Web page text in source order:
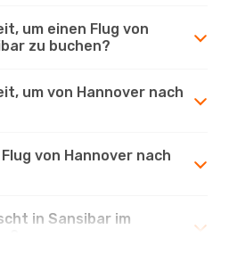
um einen Flug von
zu buchen?
um von Hannover nach
von Hannover nach
in Sansibar im